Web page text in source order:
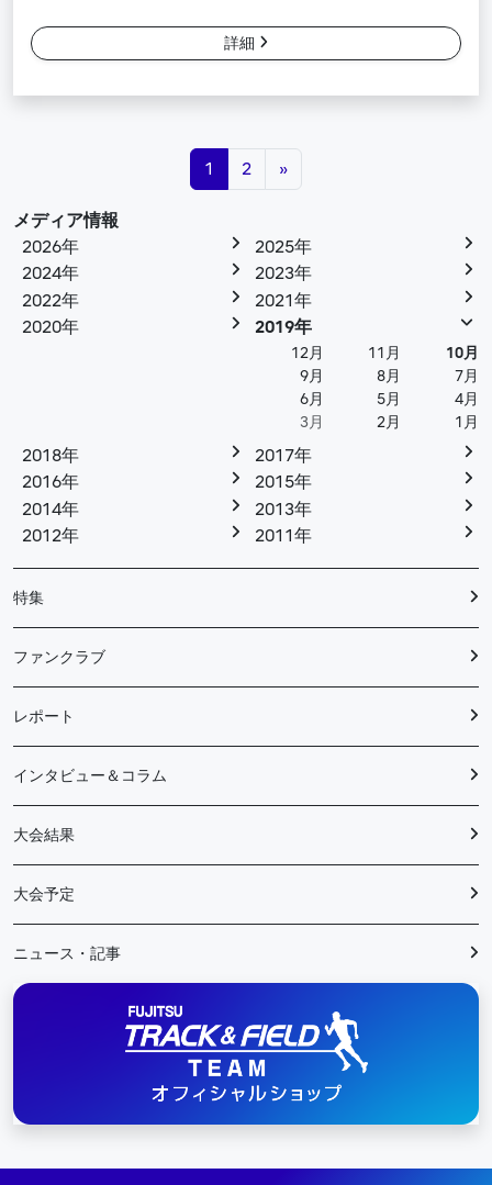
詳細
投稿ナビゲーション
1 2 »
メディア情報
2026年
2025年
2024年
2023年
2022年
2021年
2020年
2019年
12月 11月
10月
9月
8月
7月
6月
5月
4月
3月
2月 1月
2018年
2017年
2016年
2015年
2014年
2013年
2012年
2011年
特集
ファンクラブ
レポート
インタビュー＆コラム
大会結果
大会予定
ニュース・記事